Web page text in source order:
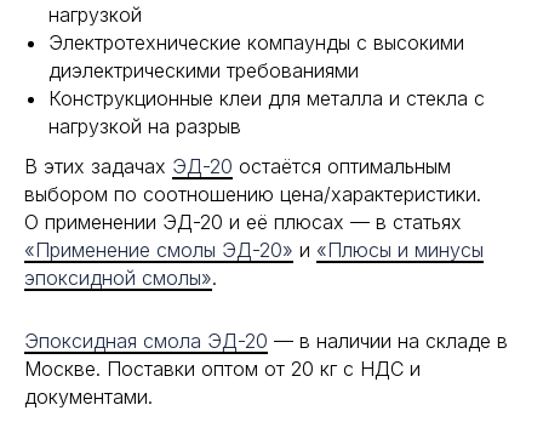
нагрузкой
Электротехнические компаунды с высокими
диэлектрическими требованиями
Конструкционные клеи для металла и стекла с
нагрузкой на разрыв
В этих задачах ЭД-20 остаётся оптимальным
выбором по соотношению цена/характеристики.
О применении ЭД-20 и её плюсах — в статьях
«Применение смолы ЭД-20» и «Плюсы и минусы
эпоксидной смолы».
Эпоксидная смола ЭД-20 — в наличии на складе в
Москве. Поставки оптом от 20 кг с НДС и
документами.